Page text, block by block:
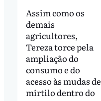
Assim como os
demais
agricultores,
Tereza torce pela
ampliação do
consumo e do
acesso às mudas de
mirtilo dentro do